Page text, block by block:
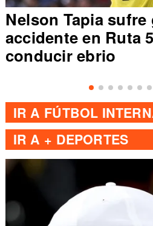
Nelson Tapia sufre
accidente en Ruta
conducir ebrio
IR A FÚTBOL
IR A + DEPORTES